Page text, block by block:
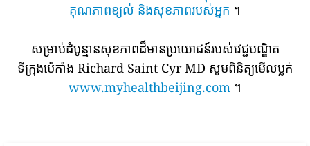
គុណភាពខ្យល់ និងសុខភាពរបស់អ្នក ។
សម្រាប់ដំបូន្មានសុខភាពដ៏មានប្រយោជន៍របស់វេជ្ជបណ្ឌិត
ទីក្រុងប៉េកាំង Richard Saint Cyr MD សូមពិនិត្យមើលប្លក់
www.myhealthbeijing.com ។